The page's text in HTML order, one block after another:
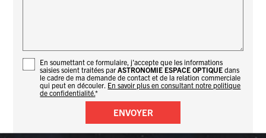
En soumettant ce formulaire, j'accepte que les informations
saisies soient traitées parASTRONOMIE ESPACE OPTIQUE dans
le cadre de ma demande de contact et de la relation commerciale
qui peut en découler. En savoir plus en consultant notre politique
de confidentialité.*